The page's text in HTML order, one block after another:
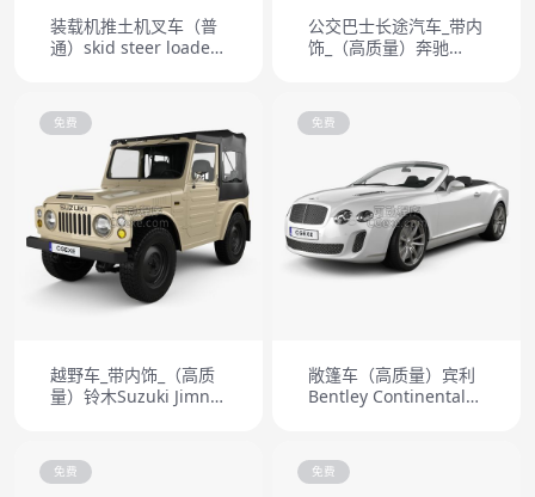
装载机推土机叉车（普
通）skid steer loader
公交巴士长途汽车_带内
饰_（高质量）奔驰
HQinterior 2011
免费
越野车_带内饰_（高质
量）铃木Suzuki Jimny
免费
敞篷车（高质量）宾利
Bentley Continental
免费 免费